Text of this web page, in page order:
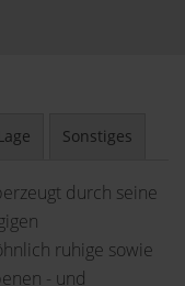
Sonstiges
durch seine
ruhige sowie
- und